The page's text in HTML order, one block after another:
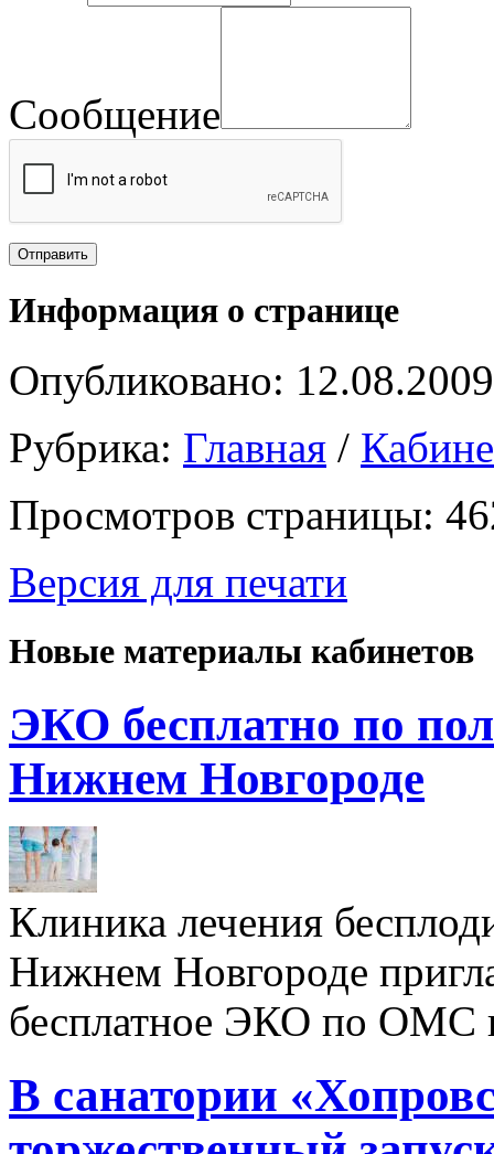
Сообщение
Информация о странице
Опубликовано: 12.08.2009
Рубрика: Главная /
Просмотров страницы:
Версия для печати
Новые материалы кабинетов
ЭКО бесплатно по
Нижнем Новгороде
Клиника лечения
Нижнем Новгороде
бесплатное ЭКО по ОМС
В санатории